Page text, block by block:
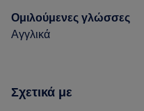
Ομιλούμενες γλώσσες
Αγγλικά
Σχετικά με